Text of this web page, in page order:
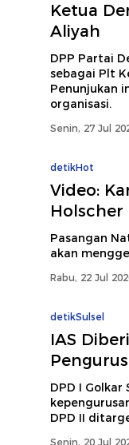
Ketua
Aliyah
DPP Partai
sebagai Plt
Penunjukan
organisasi.
Senin, 27 Jul
detikHot
Video:
Pasangan
akan
Rabu, 22 Jul
detikSulsel
IAS
DPD I
DPD II
Senin, 20 Jul